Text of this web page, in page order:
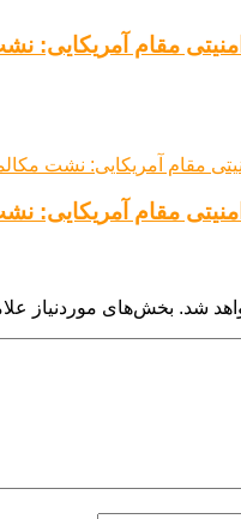
مقام آمریکایی:
مقام آمریکایی:
شد. بخش‌های موردنیاز